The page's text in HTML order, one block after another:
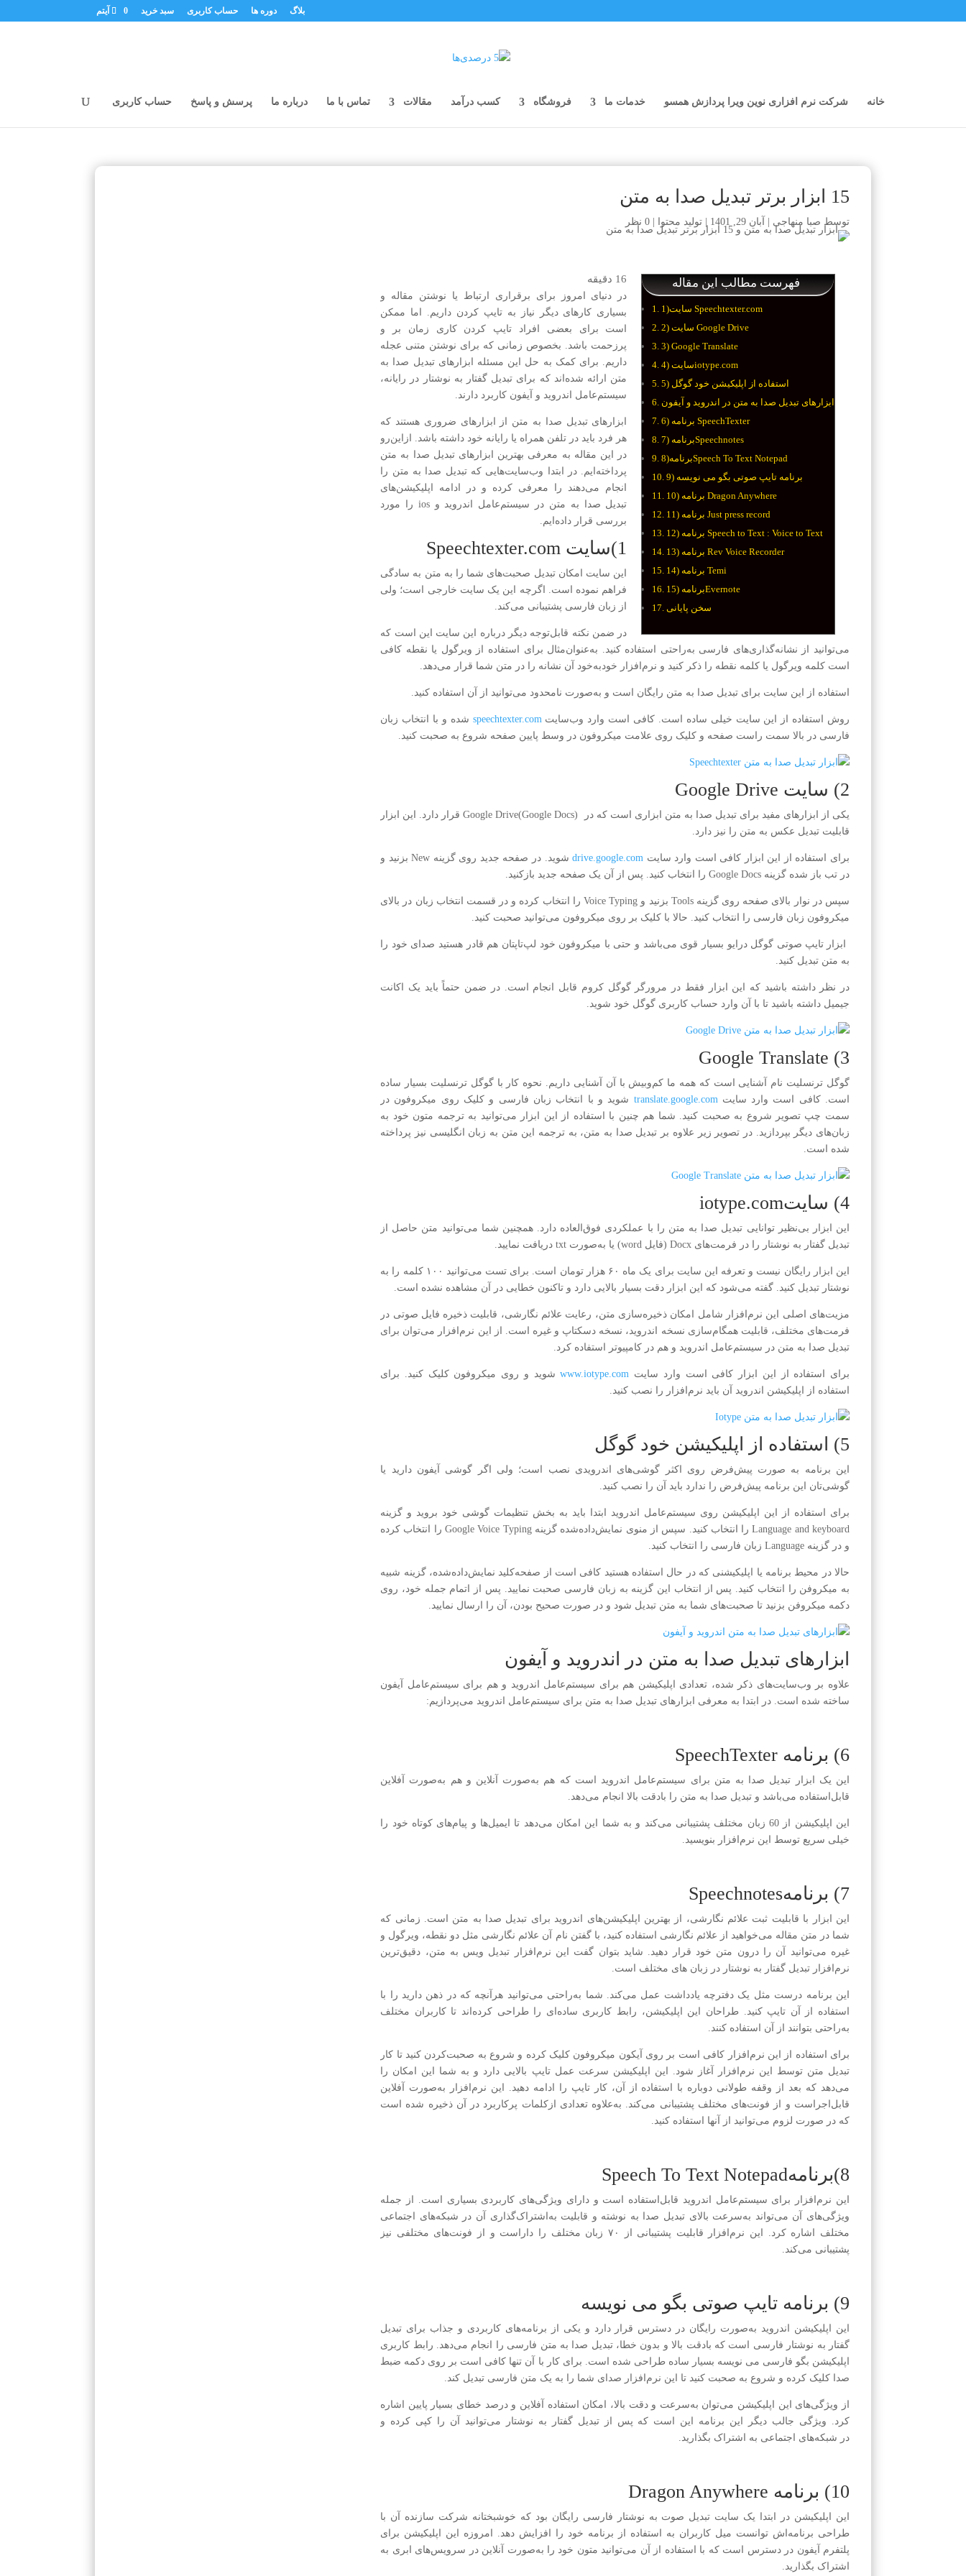
بلاگ دوره ها حساب کاربری سبد خرید 0 آیتم
خانه شرکت نرم افزاری نوین ویرا پردازش همسو خدمات ما فروشگاه کسب درآمد مقالات تماس با ما درباره ما پرسش و پاسخ حساب کاربری
15 ابزار برتر تبدیل صدا به متن
توسط صبا منهاجی آبان 29, 1401 |تولید محتوا |0 نظر
فهرست مطالب این مقاله
1)سایت Speechtexter.com
2) سایت Google Drive
3) Google Translate
4) سایتiotype.com
5) استفاده از اپلیکیشن خود گوگل
ابزارهای تبدیل صدا به متن در اندروید و آیفون
6) برنامه SpeechTexter
7) برنامهSpeechnotes
8)برنامهSpeech To Text Notepad
9) برنامه تایپ صوتی بگو می نویسه
10) برنامه Dragon Anywhere
11) برنامه Just press record
12) برنامه Speech to Text : Voice to Text
13) برنامه Rev Voice Recorder
14) برنامه Temi
15) برنامهEvernote
سخن پایانی
16 دقیقه
در دنیای امروز برای برقراری ارتباط یا نوشتن مقاله و
بسیاری کارهای دیگر نیاز به تایپ کردن داریم. اما ممکن
است برای بعضی افراد تایپ کردن کاری زمان بر و
پرزحمت باشد. بخصوص زمانی که برای نوشتن متنی عجله
داریم. برای کمک به حل این مسئله ابزارهای تبدیل صدا به
متن ارائه شده‌اند که برای تبدیل گفتار به نوشتار در رایانه،
سیستم‌عامل اندروید و آیفون کاربرد دارند.
ابزارهای تبدیل صدا به متن از ابزارهای ضروری هستند که
هر فرد باید در تلفن همراه یا رایانه خود داشته باشد. ازاین‌رو
در این مقاله به معرفی بهترین ابزارهای تبدیل صدا به متن
پرداخته‌ایم. در ابتدا وب‌سایت‌هایی که تبدیل صدا به متن را
انجام می‌دهند را معرفی کرده و در ادامه اپلیکیشن‌های
تبدیل صدا به متن در سیستم‌عامل اندروید و ios را مورد
بررسی قرار داده‌ایم.
1)سایت Speechtexter.com
این سایت امکان تبدیل صحبت‌های شما را به متن به سادگی
فراهم نموده است. اگرچه این یک سایت خارجی است؛ ولی
از زبان فارسی پشتیبانی می‌کند.
در ضمن نکته قابل‌توجه دیگر درباره این سایت این است که
می‌توانید از نشانه‌گذاری‌های فارسی به‌راحتی استفاده کنید. به‌عنوان‌مثال برای استفاده از ویرگول یا نقطه کافی
است کلمه ویرگول یا کلمه نقطه را ذکر کنید و نرم‌افزار خودبه‌خود آن نشانه را در متن شما قرار می‌دهد.
استفاده از این سایت برای تبدیل صدا به متن رایگان است و به‌صورت نامحدود می‌توانید از آن استفاده کنید.
روش استفاده از این سایت خیلی ساده است. کافی است وارد وب‌سایت speechtexter.com شده و با انتخاب زبان
فارسی در بالا سمت راست صفحه و کلیک روی علامت میکروفون در وسط پایین صفحه شروع به صحبت کنید.
2) سایت Google Drive
یکی از ابزارهای مفید برای تبدیل صدا به متن ابزاری است که در Google Drive(Google Docs) قرار دارد. این ابزار
قابلیت تبدیل عکس به متن را نیز دارد.
برای استفاده از این ابزار کافی است وارد سایت drive.google.com
شوید. در صفحه جدید روی گزینه New بزنید و
در تب باز شده گزینه Google Docs را انتخاب کنید. پس از آن یک صفحه جدید بازکنید.
سپس در نوار بالای صفحه روی گزینه Tools بزنید و Voice Typing را انتخاب کرده و در قسمت انتخاب زبان در بالای
میکروفون زبان فارسی را انتخاب کنید. حالا با کلیک بر روی میکروفون می‌توانید صحبت کنید.
ابزار تایپ صوتی گوگل درایو بسیار قوی می‌باشد و حتی با میکروفون خود لپ‌تاپتان هم قادر هستید صدای خود را
به متن تبدیل کنید.
در نظر داشته باشید که این ابزار فقط در مرورگر گوگل کروم قابل انجام است. در ضمن حتماً باید یک اکانت
جیمیل داشته باشید تا با آن وارد حساب کاربری گوگل خود شوید.
3) Google Translate
گوگل ترنسلیت نام آشنایی است که همه ما کم‌وبیش با آن آشنایی داریم. نحوه کار با گوگل ترنسلیت بسیار ساده
است. کافی است وارد سایت translate.google.com شوید و با انتخاب زبان فارسی و کلیک روی میکروفون در
سمت چپ تصویر شروع به صحبت کنید. شما هم چنین با استفاده از این ابزار می‌توانید به ترجمه متون خود به
زبان‌های دیگر بپردازید. در تصویر زیر علاوه بر تبدیل صدا به متن، به ترجمه این متن به زبان انگلیسی نیز پرداخته
شده است.
4) سایتiotype.com
این ابزار بی‌نظیر توانایی تبدیل صدا به متن را با عملکردی فوق‌العاده دارد. همچنین شما می‌توانید متن حاصل از
تبدیل گفتار به نوشتار را در فرمت‌های Docx (فایل word) یا به‌صورت txt دریافت نمایید.
این ابزار رایگان نیست و تعرفه این سایت برای یک ماه ۶۰ هزار تومان است. برای تست می‌توانید ۱۰۰ کلمه را به
نوشتار تبدیل کنید. گفته می‌شود که این ابزار دقت بسیار بالایی دارد و تاکنون خطایی در آن مشاهده نشده است.
مزیت‌های اصلی این نرم‌افزار شامل امکان ذخیره‌سازی متن، رعایت علائم نگارشی، قابلیت ذخیره فایل صوتی در
فرمت‌های مختلف، قابلیت همگام‌سازی نسخه اندروید، نسخه دسکتاپ و غیره است. از این نرم‌افزار می‌توان برای
تبدیل صدا به متن در سیستم‌عامل اندروید و هم در کامپیوتر استفاده کرد.
برای استفاده از این ابزار کافی است وارد سایت www.iotype.comشوید و روی میکروفون کلیک کنید. برای
استفاده از اپلیکیشن اندروید آن باید نرم‌افزار را نصب کنید.
5) استفاده از اپلیکیشن خود گوگل
این برنامه به صورت پیش‌فرض روی اکثر گوشی‌های اندرویدی نصب است؛ ولی اگر گوشی آیفون دارید یا
گوشی‌تان این برنامه پیش‌فرض را ندارد باید آن را نصب کنید.
برای استفاده از این اپلیکیشن روی سیستم‌عامل اندروید ابتدا باید به بخش تنظیمات گوشی خود بروید و گزینه
Language and keyboard را انتخاب کنید. سپس از منوی نمایش‌داده‌شده گزینه Google Voice Typing را انتخاب کرده
و در گزینه Language زبان فارسی را انتخاب کنید.
حالا در محیط برنامه یا اپلیکیشنی که در حال استفاده هستید کافی است از صفحه‌کلید نمایش‌داده‌شده، گزینه شبیه
به میکروفن را انتخاب کنید. پس از انتخاب این گزینه به زبان فارسی صحبت نمایید. پس از اتمام جمله خود، روی
دکمه میکروفن بزنید تا صحبت‌های شما به متن تبدیل شود و در صورت صحیح بودن، آن را ارسال نمایید.
ابزارهای تبدیل صدا به متن در اندروید و آیفون
علاوه بر وب‌سایت‌های ذکر شده، تعدادی اپلیکیشن هم برای سیستم‌عامل اندروید و هم برای سیستم‌عامل آیفون
ساخته شده است. در ابتدا به معرفی ابزارهای تبدیل صدا به متن برای سیستم‌عامل اندروید می‌پردازیم:
6) برنامه SpeechTexter
این یک ابزار تبدیل صدا به متن برای سیستم‌عامل اندروید است که هم به‌صورت آنلاین و هم به‌صورت آفلاین
قابل‌استفاده می‌باشد و تبدیل صدا به متن را بادقت بالا انجام می‌دهد.
این اپلیکیشن از 60 زبان مختلف پشتیبانی می‌کند و به شما این امکان می‌دهد تا ایمیل‌ها و پیام‌های کوتاه خود را
خیلی سریع توسط این نرم‌افزار بنویسید.
7) برنامهSpeechnotes
این ابزار با قابلیت ثبت علائم نگارشی، از بهترین اپلیکیشن‌های اندروید برای تبدیل صدا به متن است. زمانی که
شما در متن مقاله می‌خواهید از علائم نگارشی استفاده کنید، با گفتن نام آن علائم نگارشی مثل دو نقطه، ویرگول و
غیره می‌توانید آن را درون متن خود قرار دهید. شاید بتوان گفت این نرم‌افزار تبدیل ویس به متن، دقیق‌ترین
نرم‌افزار تبدیل گفتار به نوشتار در زبان های مختلف است.
این برنامه درست مثل یک دفترچه یادداشت عمل می‌کند. شما به‌راحتی می‌توانید هرآنچه که در ذهن دارید را با
استفاده از آن تایپ کنید. طراحان این اپلیکیشن، رابط کاربری ساده‌ای را طراحی کرده‌اند تا کاربران مختلف
به‌راحتی بتوانند از آن استفاده کنند.
برای استفاده از این نرم‌افزار کافی است بر روی آیکون میکروفون کلیک کرده و شروع به صحبت‌کردن کنید تا کار
تبدیل متن توسط این نرم‌افزار آغاز شود. این اپلیکیشن سرعت عمل تایپ بالایی دارد و به شما این امکان را
می‌دهد که بعد از وقفه طولانی دوباره با استفاده از آن، کار تایپ را ادامه دهید. این نرم‌افزار به‌صورت آفلاین
قابل‌اجراست و از فونت‌های مختلف پشتیبانی می‌کند. به‌علاوه تعدادی ازکلمات پرکاربرد در آن ذخیره شده است
که در صورت لزوم می‌توانید از آنها استفاده کنید.
8)برنامهSpeech To Text Notepad
این نرم‌افزار برای سیستم‌عامل اندروید قابل‌استفاده است و دارای ویژگی‌های کاربردی بسیاری است. از جمله
ویژگی‌های آن می‌تواند به‌سرعت بالای تبدیل صدا به نوشته و قابلیت به‌اشتراک‌گذاری آن در شبکه‌های اجتماعی
مختلف اشاره کرد. این نرم‌افزار قابلیت پشتیبانی از ۷۰ زبان مختلف را داراست و از فونت‌های مختلفی نیز
پشتیبانی می‌کند.
9) برنامه تایپ صوتی بگو می نویسه
این اپلیکیشن اندروید به‌صورت رایگان در دسترس قرار دارد و یکی از برنامه‌های کاربردی و جذاب برای تبدیل
گفتار به نوشتار فارسی است که بادقت بالا و بدون خطا، تبدیل صدا به متن فارسی را انجام می‌دهد. رابط کاربری
اپلیکیشن بگو فارسی می نویسه بسیار ساده طراحی شده است. برای کار با آن تنها کافی است بر روی دکمه ضبط
صدا کلیک کرده و شروع به صحبت کنید تا این نرم‌افزار صدای شما را به یک متن فارسی تبدیل کند.
از ویژگی‌های این اپلیکیشن می‌توان به‌سرعت و دقت بالا، امکان استفاده آفلاین و درصد خطای بسیار پایین اشاره
کرد. ویژگی جالب دیگر این برنامه این است که پس از تبدیل گفتار به نوشتار می‌توانید آن را کپی کرده و
در شبکه‌های اجتماعی به اشتراک بگذارید.
10) برنامه Dragon Anywhere
این اپلیکیشن در ابتدا یک سایت تبدیل صوت به نوشتار فارسی رایگان بود که خوشبختانه شرکت سازنده آن با
طراحی برنامه‌اش توانست میل کاربران به استفاده از برنامه خود را افزایش دهد. امروزه این اپلیکیشن برای
پلتفرم آیفون در دسترس است که با استفاده از آن می‌توانید متون خود را به‌صورت آنلاین در سرویس‌های ابری به
اشتراک بگذارید.